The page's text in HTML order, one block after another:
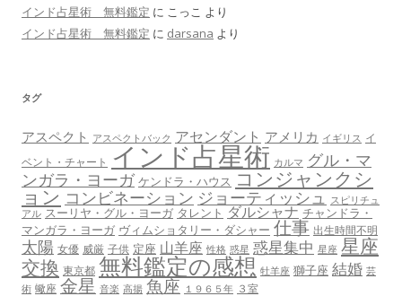
インド占星術 無料鑑定 に こっこ より
インド占星術 無料鑑定 に darsana より
タグ
アスペクト アスペクトバック アセンダント アメリカ イギリス イ
ベント・チャート インド占星術 カルマ グル・マ
ンガラ・ヨーガ ケンドラ・ハウス コンジャンクシ
ョン コンビネーション ジョーティッシュ スピリチュ
アル スーリヤ・グル・ヨーガ タレント ダルシャナ チャンドラ・
マンガラ・ヨーガ ヴィムショタリー・ダシャー 仕事 出生時間不明
太陽 女優 威厳 子供 定座 山羊座 性格 惑星 惑星集中 星座 星座
交換 東京都 無料鑑定の感想 牡羊座 獅子座 結婚 芸
術 蠍座 金星 音楽 高揚 魚座 １９６５年 ３室